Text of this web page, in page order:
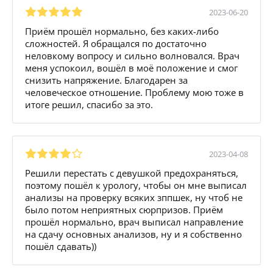
2023-06-20
Приём прошёл нормально, без каких-либо
сложностей. Я обращался по достаточно
неловкому вопросу и сильно волновался. Врач
меня успокоил, вошёл в моё положение и смог
снизить напряжение. Благодарен за
человеческое отношение. Проблему мою тоже в
итоге решил, спасибо за это.
2023-04-08
Решили перестать с девушкой предохраняться,
поэтому пошёл к урологу, чтобы он мне выписал
анализы на проверку всяких зппшек, ну чтоб не
было потом неприятных сюрпризов. Приём
прошёл нормально, врач выписал направление
на сдачу основных анализов, ну и я собственно
пошёл сдавать))